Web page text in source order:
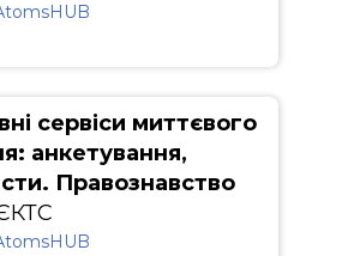
сервіси миттєвого
анкетування,
Правознавство